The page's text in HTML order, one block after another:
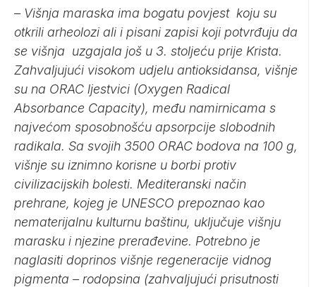
– Višnja maraska ima bogatu povjest koju su
otkrili arheolozi ali i pisani zapisi koji potvrđuju da
se višnja uzgajala još u 3. stoljeću prije Krista.
Zahvaljujući visokom udjelu antioksidansa, višnje
su na ORAC ljestvici (Oxygen Radical
Absorbance Capacity), među namirnicama s
najvećom sposobnošću apsorpcije slobodnih
radikala. Sa svojih 3500 ORAC bodova na 100 g,
višnje su iznimno korisne u borbi protiv
civilizacijskih bolesti. Mediteranski način
prehrane, kojeg je UNESCO prepoznao kao
nematerijalnu kulturnu baštinu, uključuje višnju
marasku i njezine prerađevine. Potrebno je
naglasiti doprinos višnje regeneracije vidnog
pigmenta – rodopsina (zahvaljujući prisutnosti